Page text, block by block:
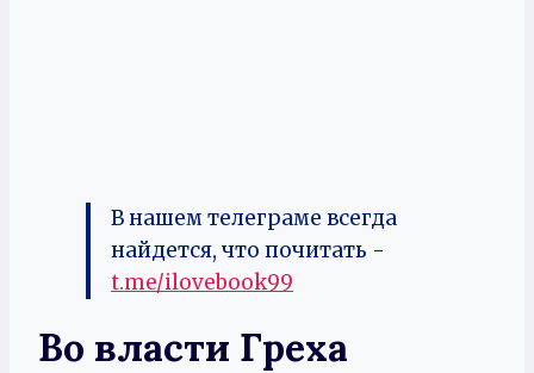
В нашем телеграме всегда
найдется, что почитать -
t.me/ilovebook99
Во власти Греха